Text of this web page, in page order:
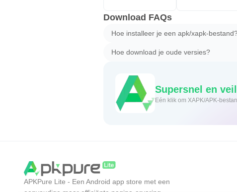
Download FAQs
Hoe installeer je een apk/xapk-
Hoe download je oude versies?
APKPure Lite - Een Android app store met een